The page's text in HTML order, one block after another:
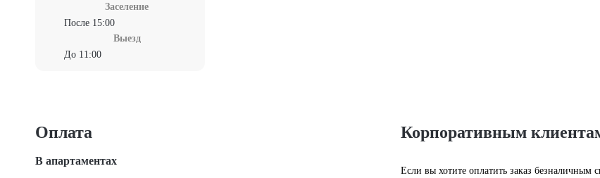
Заселение
После 15:00
Выезд
До 11:00
Оплата
В апартаментах
Корпоративным
Если вы хотите оплатить заказ безналичным